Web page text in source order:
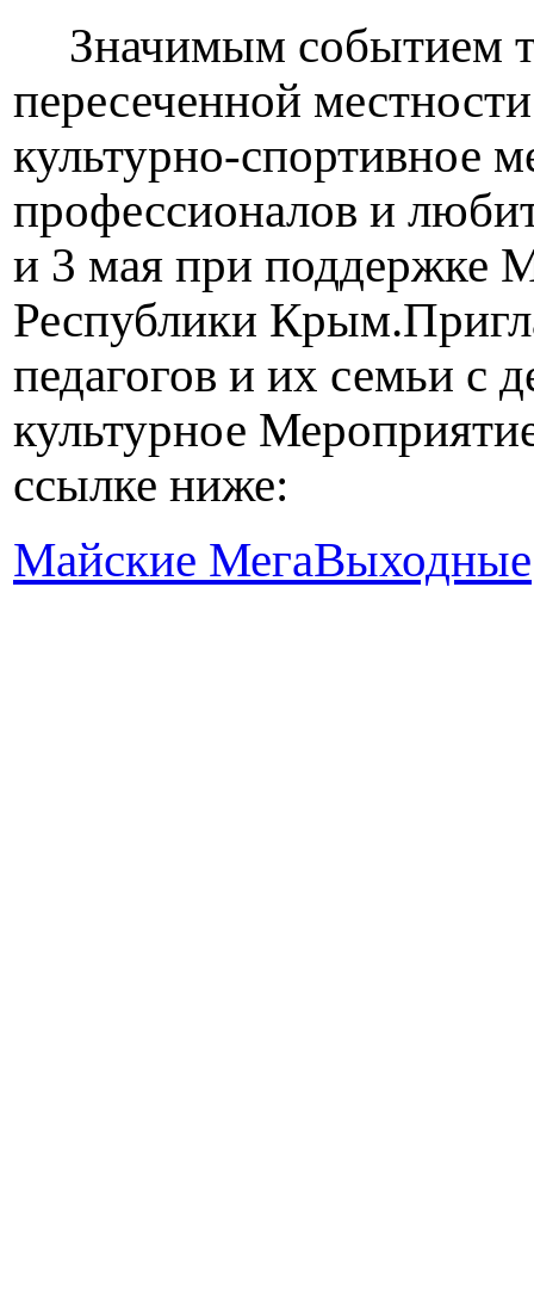
Значимым событием
пересеченной
культурно-спортивное
профессионалов и
и 3 мая при поддержке
Республики Крым.
педагогов и их семьи с
культурное
ссылке ниже:
Майские МегаВыходные